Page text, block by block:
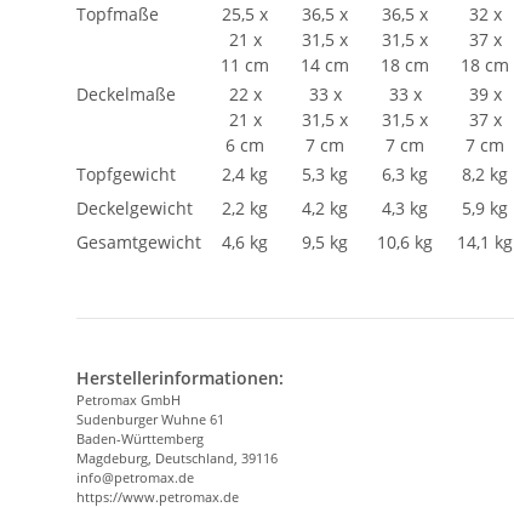
Topfmaße
25,5 x
21 x
11 cm
36,5 x
31,5 x
14 cm
36,5 x
31,5 x
18 cm
32 x
37 x
18 cm
Deckelmaße
22 x
21 x
6 cm
33 x
31,5 x
7 cm
33 x
31,5 x
7 cm
39 x
37 x
7 cm
Topfgewicht
2,4 kg 5,3 kg 6,3 kg
8,2 kg
Deckelgewicht
2,2 kg 4,2 kg 4,3 kg
5,9 kg
Gesamtgewicht
4,6 kg 9,5 kg 10,6 kg 14,1 kg
Herstellerinformationen:
Petromax GmbH
Sudenburger Wuhne 61
Baden-Württemberg
Magdeburg, Deutschland, 39116
info@petromax.de
https://www.petromax.de